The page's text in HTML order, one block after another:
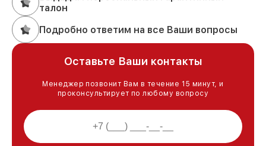
талон
Подробно ответим на все Ваши вопросы
Оставьте Ваши контакты
Менеджер позвонит Вам в течение 15 минут, и
проконсультирует по любому вопросу